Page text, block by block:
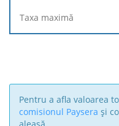
Pentru a afla valoarea
comisionul Paysera și
aleasă.